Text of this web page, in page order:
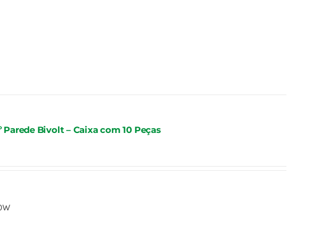
Bivolt – Caixa com 10 Peças